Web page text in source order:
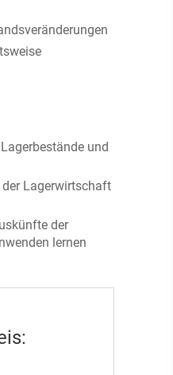
und
Lagerwirtschaft
der
lernen